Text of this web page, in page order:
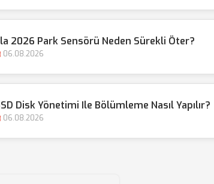
2026 Park Sensörü Neden Sürekli Öter?
06.08.2026
Disk Yönetimi Ile Bölümleme Nasıl Yapılır?
06.08.2026